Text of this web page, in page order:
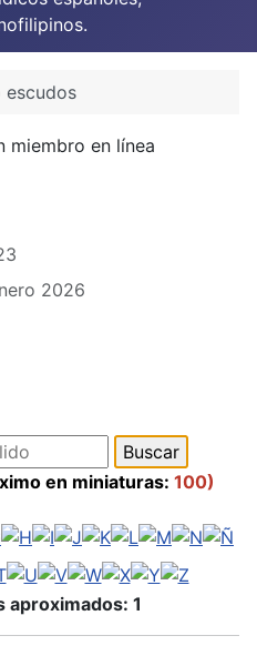
escudos
miembro en línea
2026
en miniaturas: 100)
aproximados: 1